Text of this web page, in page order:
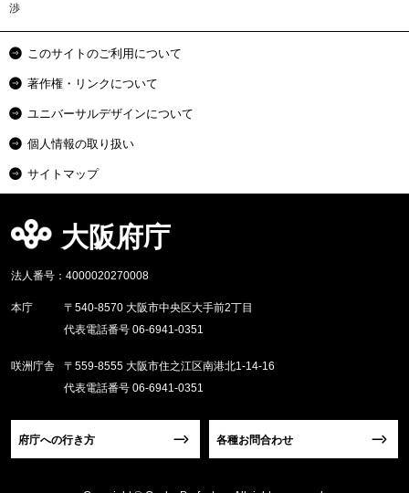
渉
このサイトのご利用について
著作権・リンクについて
ユニバーサルデザインについて
個人情報の取り扱い
サイトマップ
大阪府庁
法人番号：4000020270008
本庁
〒540-8570 大阪市中央区大手前2丁目
代表電話番号 06-6941-0351
咲洲庁舎
〒559-8555 大阪市住之江区南港北1-14-16
代表電話番号 06-6941-0351
府庁への行き方 各種お問合わせ